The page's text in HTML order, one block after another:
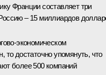
Франции составляет три
– 15 миллиардов
экономическом
то достаточно упомянуть, что
более 500 компаний